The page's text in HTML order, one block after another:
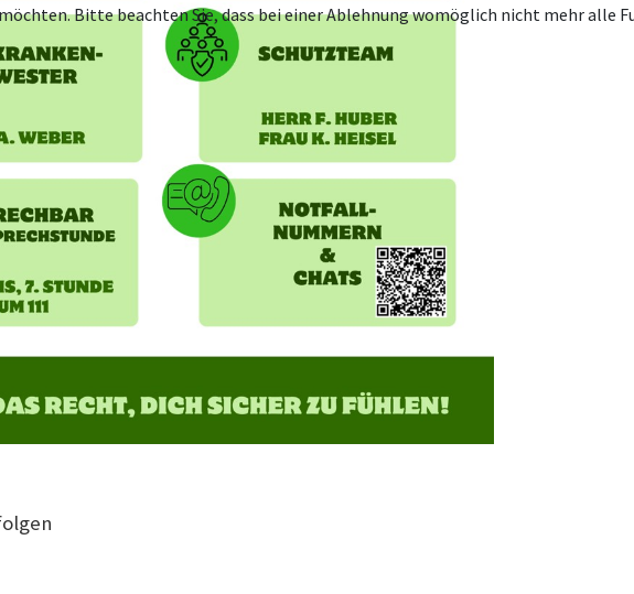
Bitte beachten Sie, dass bei einer Ablehnung womöglich nicht mehr alle